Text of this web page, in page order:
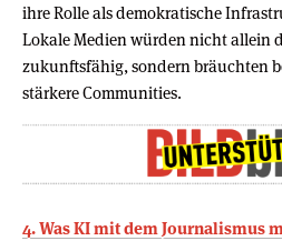
ihre Rolle als demokratische
Lokale Medien würden nicht allein
zukunftsfähig, sondern bräuchten
stärkere Communities.
4. Was KI mit dem Journalismus